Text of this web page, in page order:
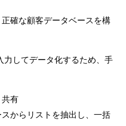
確な顧客データベースを構
力してデータ化するため、手
共有
からリストを抽出し、一括